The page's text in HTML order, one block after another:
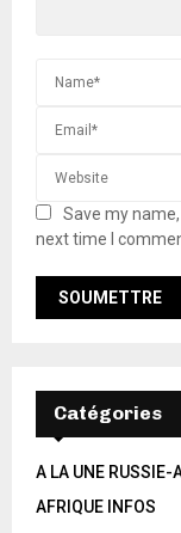
Save my
next time I
Catégories
A LA UNE RUSSIE-
AFRIQUE INFOS